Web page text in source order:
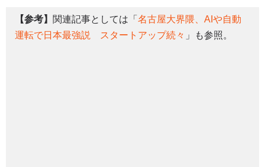
【参考】 関連記事としては「 名古屋大界隈、AIや自動
運転で日本最強説 スタートアップ続々 」も参照。